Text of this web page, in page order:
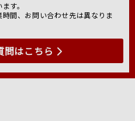
す。
間、お問い合わせ先は異なりま
問はこちら